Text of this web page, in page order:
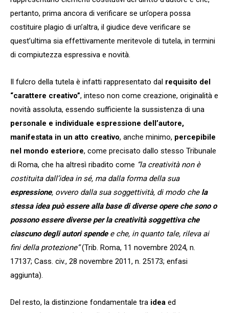
pertanto, prima ancora di verificare se un’opera possa
costituire plagio di un’altra, il giudice deve verificare se
quest’ultima sia effettivamente meritevole di tutela, in termini
di compiutezza espressiva e novità.
Il fulcro della tutela è infatti rappresentato dal requisito del
“carattere creativo”, inteso non come creazione, originalità e
novità assoluta, essendo sufficiente la sussistenza di una
personale e individuale espressione dell’autore,
manifestata in un atto creativo, anche minimo, percepibile
nel mondo esteriore, come precisato dallo stesso Tribunale
di Roma, che ha altresì ribadito come “la creatività non è
costituita dall’idea in sé, ma dalla forma della sua
espressione, ovvero dalla sua soggettività, di modo chela
stessa idea può essere alla base di diverse opere che sono o
possono essere diverse per la creatività soggettiva che
ciascuno degli autori spende e che, in quanto tale, rileva ai
fini della protezione”(Trib. Roma, 11 novembre 2024, n.
17137; Cass. civ., 28 novembre 2011, n. 25173; enfasi
aggiunta).
Del resto, la distinzione fondamentale tra idea ed